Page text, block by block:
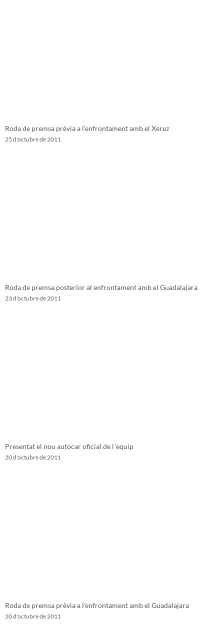
Roda de premsa prèvia a l’enfrontament amb el Xerez
25 d'octubre de 2011
Roda de premsa posterior al enfrontament amb el Guadalajara
23 d'octubre de 2011
Presentat el nou autocar oficial de l´equip
20 d'octubre de 2011
Roda de premsa prèvia a l’enfrontament amb el Guadalajara
20 d'octubre de 2011